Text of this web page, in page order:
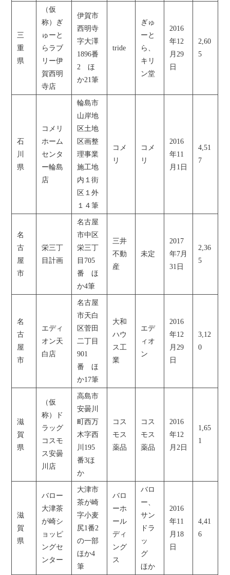
三
重
県
（仮
称）ぎ
ゅーと
らラブ
リー伊
賀西明
寺店
伊賀市
西明寺
字大澤
1896番
2 ほ
か21筆
tride
ぎゅ
ーと
ら、
キリ
ン堂
2016
年12
月29
日
2,60
5
石
川
県
コメリ
ホーム
センタ
ー輪島
店
輪島市
山岸地
区土地
区画整
理事業
施工地
内１街
区１外
１４筆
コメ
リ
コメ
リ
2016
年11
月1日
4,51
7
名
古
屋
市
栄三丁
目計画
名古屋
市中区
栄三丁
目705
番 ほ
か4筆
三井
不動
産
未定
2017
年7月
31日
2,36
5
名
古
屋
市
エディ
オン天
白店
名古屋
市天白
区菅田
二丁目
901
番 ほ
か17筆
大和
ハウ
ス工
業
エデ
ィオ
ン
2016
年12
月29
日
3,12
0
滋
賀
県
（仮
称）ド
ラッグ
コスモ
ス安曇
川店
高島市
安曇川
町西万
木字西
川195
番3ほ
か
コス
モス
薬品
コス
モス
薬品
2016
年12
月2日
1,65
1
滋
賀
県
バロー
大津茶
が崎シ
ョッピ
ングセ
ンター
大津市
茶が崎
字小麦
尻1番2
の一部
ほか4
筆
バロ
ーホ
ール
ディ
ング
ス
バロ
ー、
サン
ドラ
ッ
グ
ほか
2016
年11
月18
日
4,41
6